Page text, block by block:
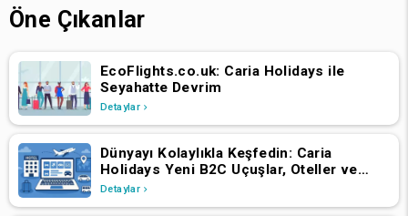
Öne Çıkanlar
EcoFlights.co.uk: Caria Holidays ile
Seyahatte Devrim
Detaylar
Dünyayı Kolaylıkla Keşfedin: Caria
Holidays Yeni B2C Uçuşlar, Oteller ve
Tatil Paketleri Platformunu Başlattı
Detaylar